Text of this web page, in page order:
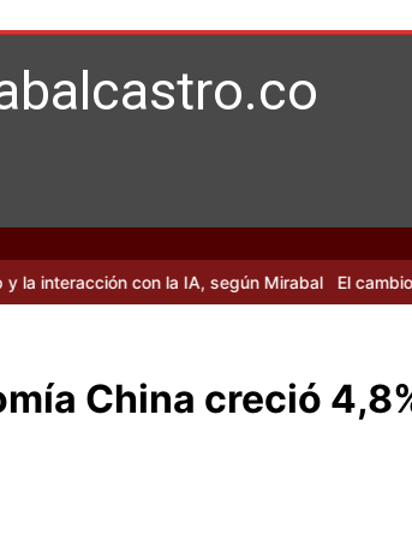
con la IA, según Mirabal El cambio de
China creció